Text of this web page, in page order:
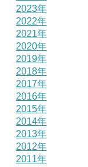
2023年
2022年
2021年
2020年
2019年
2018年
2017年
2016年
2015年
2014年
2013年
2012年
2011年